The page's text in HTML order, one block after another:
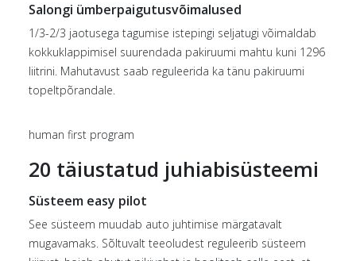
Salongi ümberpaigutusvõimalused
1/3-2/3 jaotusega tagumise istepingi seljatugi võimaldab
kokkuklappimisel suurendada pakiruumi mahtu kuni 1296
liitrini. Mahutavust saab reguleerida ka tänu pakiruumi
topeltpõrandale.
human first program
20 täiustatud juhiabisüsteemi
Süsteem easy pilot
See süsteem muudab auto juhtimise märgatavalt
mugavamaks. Sõltuvalt teeoludest reguleerib süsteem